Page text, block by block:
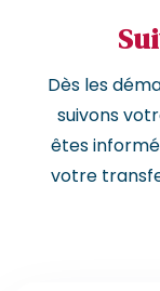
Dès les
suivons
êtes
votre